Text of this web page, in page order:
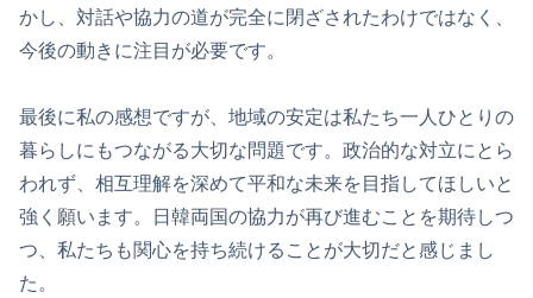
かし、対話や協力の道が完全に閉ざされたわけではなく、
今後の動きに注目が必要です。
最後に私の感想ですが、地域の安定は私たち一人ひとりの
暮らしにもつながる大切な問題です。政治的な対立にとら
われず、相互理解を深めて平和な未来を目指してほしいと
強く願います。日韓両国の協力が再び進むことを期待しつ
つ、私たちも関心を持ち続けることが大切だと感じまし
た。